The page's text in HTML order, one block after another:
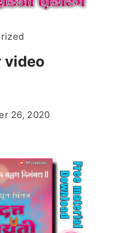
video
26, 2020